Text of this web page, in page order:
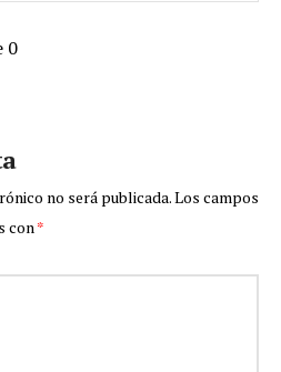
0
no será publicada.Los campos
con*